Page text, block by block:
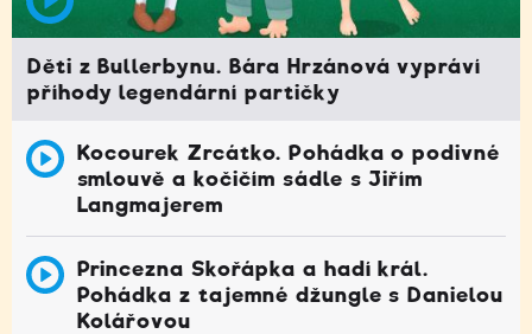
Děti z Bullerbynu. Bára Hrzánová vypráví
příhody legendární partičky
Kocourek Zrcátko. Pohádka o podivné
smlouvě a kočičím sádle s Jiřím
Langmajerem
Princezna Skořápka a hadí král.
Pohádka z tajemné džungle s Danielou
Kolářovou